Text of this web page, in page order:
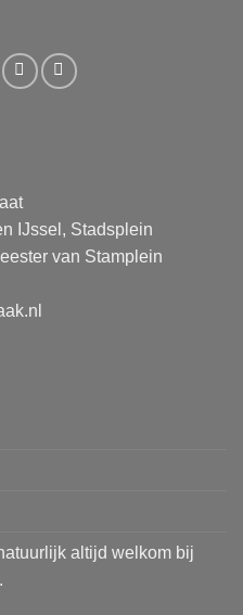
IJssel, Stadsplein
van Stamplein
altijd welkom bij